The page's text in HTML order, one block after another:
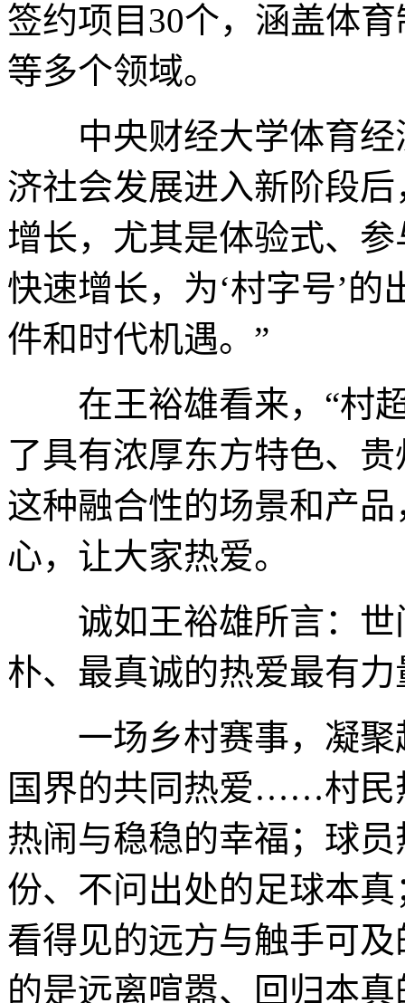
签约项目30个，涵盖体
等多个领域。
中央财经大学体育经
济社会发展进入新阶段
增长，尤其是体验式、
快速增长，为‘村字号’
件和时代机遇。”
在王裕雄看来，“村超
了具有浓厚东方特色、
这种融合性的场景和产
心，让大家热爱。
诚如王裕雄所言：世
朴、最真诚的热爱最有力
一场乡村赛事，凝聚
国界的共同热爱……村民
热闹与稳稳的幸福；球
份、不问出处的足球本
看得见的远方与触手可
的是远离喧嚣、回归本